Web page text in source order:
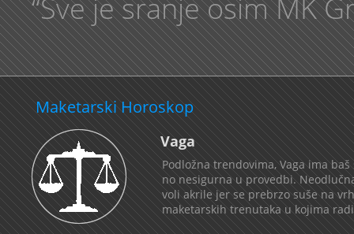
“Sve je sranje osim MK
Maketarski Horoskop
Vaga
Podložna trendovima, Vaga ima
no nesigurna u provedbi.
voli akrile jer se prebrzo suše na
maketarskih trenutaka u kojima